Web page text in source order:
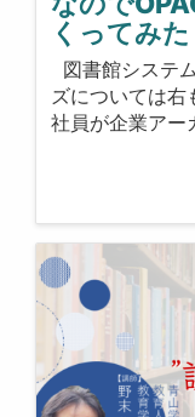
くってみた
図書館システ
ズについては右
社員が企業アー